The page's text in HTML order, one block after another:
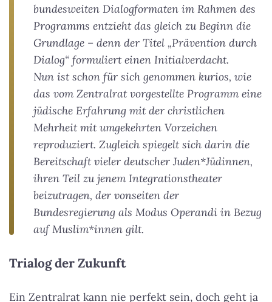
bundesweiten Dialogformaten im Rahmen des
Programms entzieht das gleich zu Beginn die
Grundlage – denn der Titel „Prävention durch
Dialog“ formuliert einen Initialverdacht.
Nun ist schon für sich genommen kurios, wie
das vom Zentralrat vorgestellte Programm eine
jüdische Erfahrung mit der christlichen
Mehrheit mit umgekehrten Vorzeichen
reproduziert. Zugleich spiegelt sich darin die
Bereitschaft vieler deutscher Juden*Jüdinnen,
ihren Teil zu jenem Integrationstheater
beizutragen, der vonseiten der
Bundesregierung als Modus Operandi in Bezug
auf Muslim*innen gilt.
Trialog der Zukunft
Ein Zentralrat kann nie perfekt sein, doch geht ja